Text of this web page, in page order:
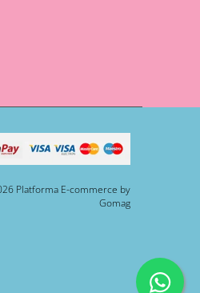
Platforma E-commerce by
Gomag